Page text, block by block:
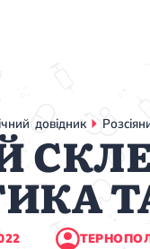
довідник